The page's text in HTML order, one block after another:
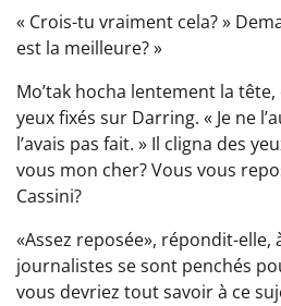
« Crois-tu vraiment cela? »
est la meilleure? »
Mo’tak hocha lentement la
yeux fixés sur Darring. « Je ne
l’avais pas fait. » Il cligna des
vous mon cher? Vous vous
Cassini?
«Assez reposée», répondit-elle,
journalistes se sont penchés
vous devriez tout savoir à ce